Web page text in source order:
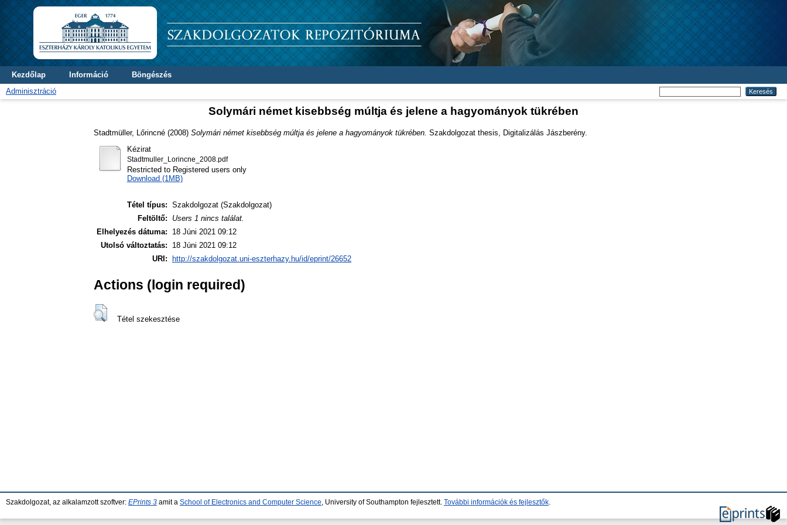
Kezdőlap Információ
Böngészés
Adminisztráció
Solymári német kisebbség múltja és jelene a hagyományok tükrében
Stadtmüller, Lőrincné (2008) Solymári német kisebbség múltja és jelene a hagyományok tükrében. Szakdolgozat thesis, Digitalizálás Jászberény.
Kézirat
Stadtmuller_Lorincne_2008.pdf
Restricted to Registered users only
Download (1MB)
Tétel típus: Szakdolgozat (Szakdolgozat)
Feltöltő:
Users 1 nincs találat.
Elhelyezés dátuma:
18 Júni 2021 09:12
Utolsó változtatás:
18 Júni 2021 09:12
URI:
http://szakdolgozat.uni-eszterhazy.hu/id/eprint/26652
Actions (login required)
Tétel szekesztése
Szakdolgozat, az alkalamzott szoftver: EPrints 3 amit a School of Electronics and Computer Science , University of Southampton fejlesztett. További információk és fejlesztők